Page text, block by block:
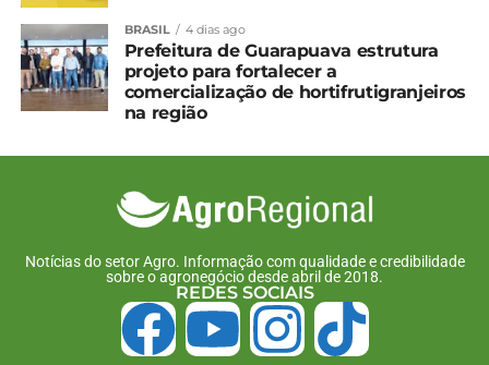
BRASIL 4 dias ago
Prefeitura de Guarapuava estrutura
projeto para fortalecer a
comercialização de hortifrutigranjeiros
na região
Notícias do setor Agro. Informação com qualidade e credibilidade
sobre o agronegócio desde abril de 2018.
REDES SOCIAIS